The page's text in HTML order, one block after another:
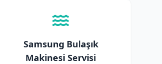
Samsung Bulaşık
Makinesi Servisi